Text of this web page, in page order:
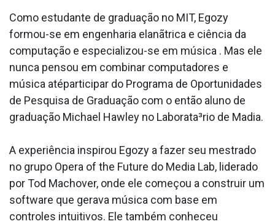
Como estudante de graduação no MIT, Egozy
formou-se em engenharia elanãtrica e ciência da
computação e especializou-se em música . Mas ele
nunca pensou em combinar computadores e
música atéparticipar do Programa de Oportunidades
de Pesquisa de Graduação com o então aluno de
graduação Michael Hawley no Laborata³rio de Ma­dia.
A experiência inspirou Egozy a fazer seu mestrado
no grupo Opera of the Future do Media Lab, liderado
por Tod Machover, onde ele começou a construir um
software que gerava música com base em
controles intuitivos. Ele também conheceu